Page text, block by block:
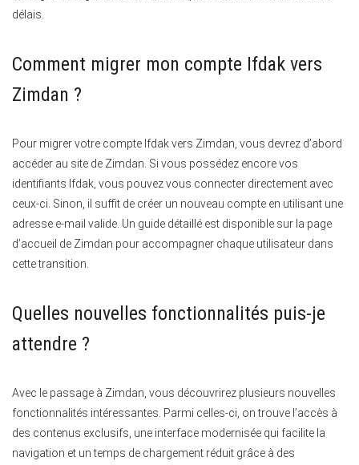
délais.
Comment migrer mon compte Ifdak vers
Zimdan ?
Pour migrer votre compte Ifdak vers Zimdan, vous devrez d’abord
accéder au site de Zimdan. Si vous possédez encore vos
identifiants Ifdak, vous pouvez vous connecter directement avec
ceux-ci. Sinon, il suffit de créer un nouveau compte en utilisant une
adresse e-mail valide. Un guide détaillé est disponible sur la page
d’accueil de Zimdan pour accompagner chaque utilisateur dans
cette transition.
Quelles nouvelles fonctionnalités puis-je
attendre ?
Avec le passage à Zimdan, vous découvrirez plusieurs nouvelles
fonctionnalités intéressantes. Parmi celles-ci, on trouve l’accès à
des contenus exclusifs, une interface modernisée qui facilite la
navigation et un temps de chargement réduit grâce à des